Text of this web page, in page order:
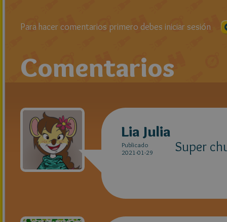
Para hacer comentarios primero debes iniciar sesión
Comentarios
Lia Julia
Publicado
2021-01-29
Super